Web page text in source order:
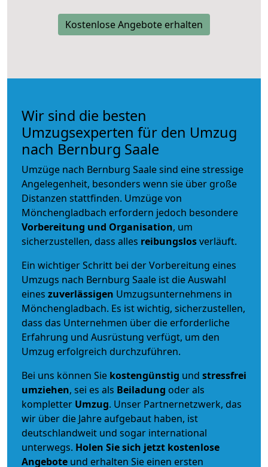
Kostenlose Angebote erhalten
Wir sind die besten
Umzugsexperten für den Umzug
nach Bernburg Saale
Umzüge nach Bernburg Saale sind eine stressige
Angelegenheit, besonders wenn sie über große
Distanzen stattfinden. Umzüge von
Mönchengladbach erfordern jedoch besondere
Vorbereitung und Organisation, um
sicherzustellen, dass alles reibungslosverläuft.
Ein wichtiger Schritt bei der Vorbereitung eines
Umzugs nach Bernburg Saale ist die Auswahl
eines zuverlässigen Umzugsunternehmens in
Mönchengladbach. Es ist wichtig, sicherzustellen,
dass das Unternehmen über die erforderliche
Erfahrung und Ausrüstung verfügt, um den
Umzug erfolgreich durchzuführen.
Bei uns können Sie kostengünstig und stressfrei
umziehen, sei es als Beiladung oder als
kompletter Umzug. Unser Partnernetzwerk, das
wir über die Jahre aufgebaut haben, ist
deutschlandweit und sogar international
unterwegs. Holen Sie sich jetzt kostenlose
Angebote und erhalten Sie einen ersten